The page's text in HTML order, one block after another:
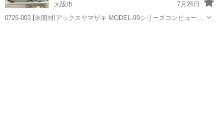
大阪市
7月26日
0726-003 [未開封]アックスヤマザキ MODEL-99シリーズコンピュータ